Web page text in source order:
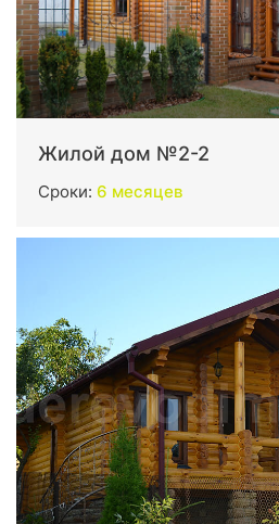
Жилой дом №2-2
Сроки: 6 месяцев